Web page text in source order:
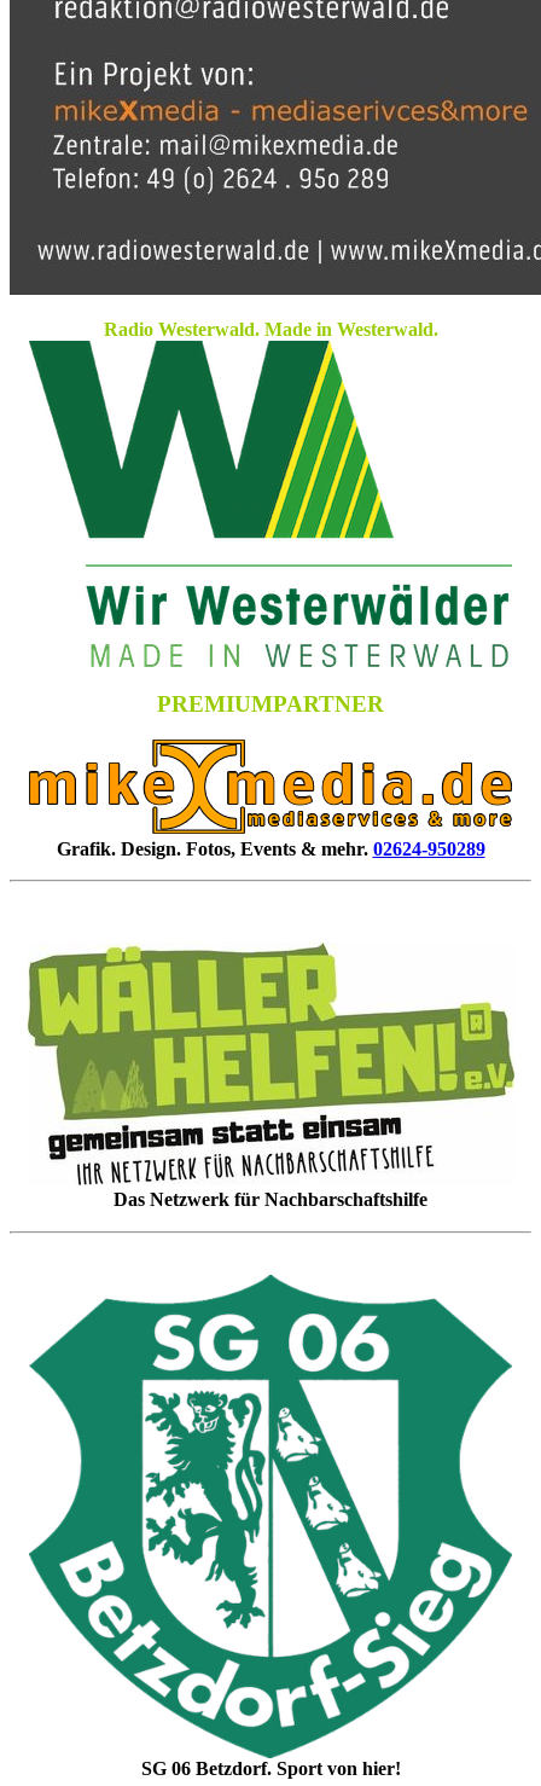
Radio Westerwald. Made in Westerwald.
PREMIUMPARTNER
Grafik. Design. Fotos, Events & mehr. 02624-950289
Das Netzwerk für Nachbarschaftshilfe
SG 06 Betzdorf. Sport von hier!